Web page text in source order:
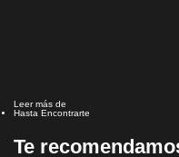
Leer más de
Hasta Encontrarte
Te